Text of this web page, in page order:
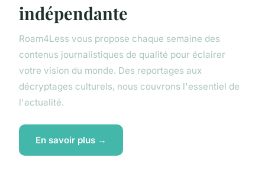
indépendante
Roam4Less vous propose chaque semaine des
contenus journalistiques de qualité pour éclairer
votre vision du monde. Des reportages aux
décryptages culturels, nous couvrons l'essentiel de
l'actualité.
En savoir plus →